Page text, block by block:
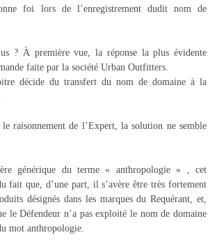
foi lors de l’enregistrement dudit nom de
? À première vue, la réponse la plus évidente
faite par la société Urban Outfitters.
décide du transfert du nom de domaine à la
raisonnement de l’Expert, la solution ne semble
générique du terme « anthropologie » , cet
fait que, d’une part, il s’avère être très fortement
désignés dans les marques du Requérant, et,
le Défendeur n’a pas exploité le nom de domaine
mot anthropologie.